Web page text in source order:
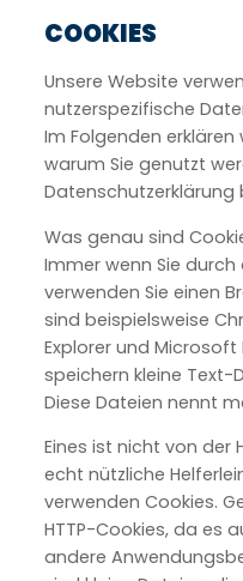
COOKIES
Unsere Website
nutzerspezifische
Im Folgenden erklären
warum Sie genutzt
Datenschutzerklärung
Was genau sind
Immer wenn Sie
verwenden Sie einen
sind beispielsweise
Explorer und
speichern kleine Text-
Diese Dateien nennt
Eines ist nicht von der
echt nützliche
verwenden Cookies.
HTTP-Cookies, da es
andere